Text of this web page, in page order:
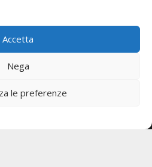
Accetta
Nega
le preferenze